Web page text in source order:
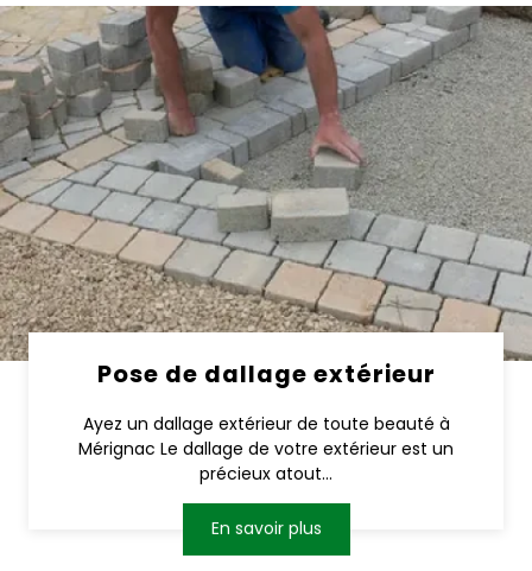
Pose de dallage extérieur
Ayez un dallage extérieur de toute beauté à
Mérignac Le dallage de votre extérieur est un
précieux atout...
En savoir plus